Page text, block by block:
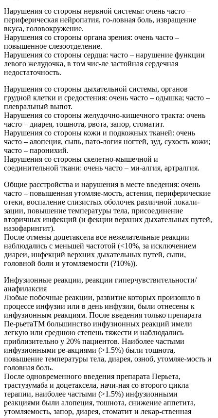
Нарушения со стороны нервной системы: очень часто –
периферическая нейропатия, го-ловная боль, извращение
вкуса, головокружение.
Нарушения со стороны органа зрения: очень часто –
повышенное слезоотделение.
Нарушения со стороны сердца: часто – нарушение функции
левого желудочка, в том чис-ле застойная сердечная
недостаточность.
Нарушения со стороны дыхательной системы, органов
грудной клетки и средостения: очень часто – одышка; часто –
плевральный выпот.
Нарушения со стороны желудочно-кишечного тракта: очень
часто – диарея, тошнота, рвота, запор, стоматит.
Нарушения со стороны кожи и подкожных тканей: очень
часто – алопеция, сыпь, пато-логия ногтей, зуд, сухость кожи;
часто – паронихий.
Нарушения со стороны скелетно-мышечной и
соединительной ткани: очень часто – ми-алгия, артралгия.
Общие расстройства и нарушения в месте введения: очень
часто – повышенная утомляе-мость, астения, периферические
отеки, воспаление слизистых оболочек различной локали-
зации, повышение температуры тела, присоединение
вторичных инфекций (и фекции верхних дыхательных путей,
назофарингит).
После отмены доцетаксела все нежелательные реакции
наблюдались с меньшей частотой (<10%, за исключением
диареи, инфекций верхних дыхательных путей, сыпи,
головной боли и утомляемости (?10%)).
Инфузионные реакции, реакции гиперчувствительности/
анафилаксия
Любые побочные реакции, развитие которых произошло в
процессе инфузии или в день инфузии, были отнесены к
инфузионным реакциям. После введения только препарата
Пе-рьетаТМ большинство инфузионных реакций имели
легкую или среднюю степень тяжести и наблюдались
приблизительно у 20% пациентов. Наиболее частыми
инфузионными ре-акциями (>1.5%) были тошнота,
повышение температуры тела, диарея, озноб, утомляе-мость и
головная боль.
После одновременного введения препарата Перьета,
трастузумаба и доцетаксела, начи-ная со второго цикла
терапии, наиболее частыми (>1.5%) инфузионными
реакциями были алопеция, тошнота, снижение аппетита,
утомляемость, запор, диарея, стоматит и лекар-ственная